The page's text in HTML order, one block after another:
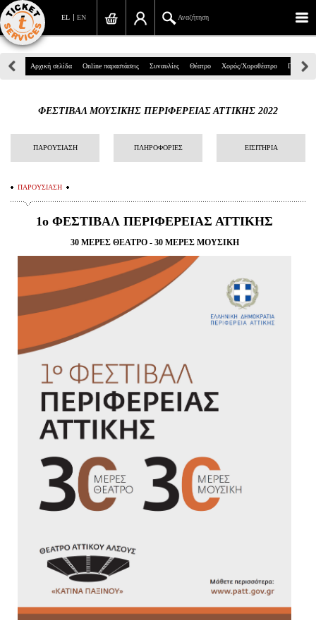
EN
EL Αναζήτηση
Πανεπιστημίου 39, Αθήνα
info@ticketservices.gr
Αναζήτηση
Παραγγελία
Προσωπικά Δεδομένα
Πληροφορίες
Είσοδος διαχειριστή
Αρχική σελίδα Online παραστάσεις Συναυλίες Θέατρο Χορός/Χοροθέατρο Παιδικά
ΦΕΣΤΙΒΑΛ ΜΟΥΣΙΚΗΣ ΠΕΡΙΦΕΡΕΙΑΣ ΑΤΤΙΚΗΣ 2022
ΠΑΡΟΥΣΙΑΣΗ ΠΛΗΡΟΦΟΡΙΕΣ ΕΙΣΙΤΗΡΙΑ
ΠΑΡΟΥΣΙΑΣΗ
1o ΦΕΣΤΙΒΑΛ ΠΕΡΙΦΕΡΕΙΑΣ ΑΤΤΙΚΗΣ
30 ΜΕΡΕΣ ΘΕΑΤΡΟ - 30 ΜΕΡΕΣ ΜΟΥΣΙΚΗ